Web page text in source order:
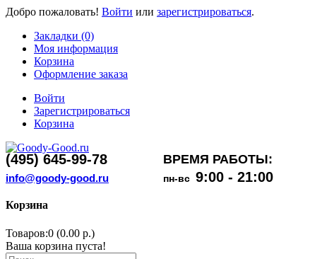
Добро пожаловать! Войти или зарегистрироваться.
Закладки (0)
Моя информация
Корзина
Оформление заказа
Войти
Зарегистрироваться
Корзина
(495) 645-99-78 ВРЕМЯ РАБОТЫ:
info@goody-good.ru пн-вс 9:00 - 21:00
Корзина
Товаров:0 (0.00 р.)
Ваша корзина пуста!